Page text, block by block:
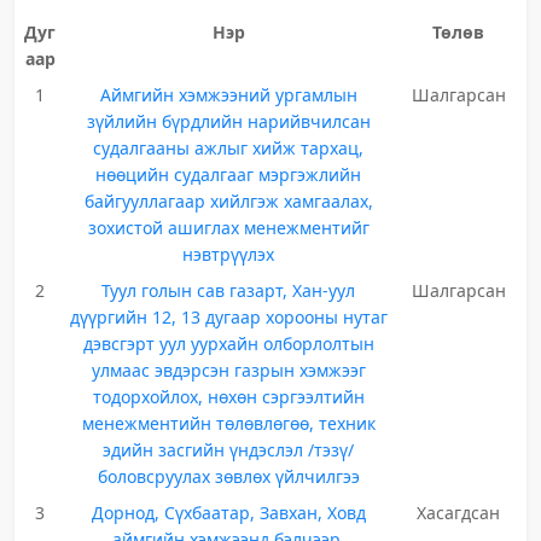
Дуг
аар
Нэр Төлөв
1
Аймгийн хэмжээний ургамлын
зүйлийн бүрдлийн нарийвчилсан
судалгааны ажлыг хийж тархац,
нөөцийн судалгааг мэргэжлийн
байгууллагаар хийлгэж хамгаалах,
зохистой ашиглах менежментийг
нэвтрүүлэх
Шалгарсан
2
Туул голын сав газарт, Хан-уул
дүүргийн 12, 13 дугаар хорооны нутаг
дэвсгэрт уул уурхайн олборлолтын
улмаас эвдэрсэн газрын хэмжээг
тодорхойлох, нөхөн сэргээлтийн
менежментийн төлөвлөгөө, техник
эдийн засгийн үндэслэл /тэзү/
боловсруулах зөвлөх үйлчилгээ
Шалгарсан
3
Дорнод, Сүхбаатар, Завхан, Ховд
Хасагдсан